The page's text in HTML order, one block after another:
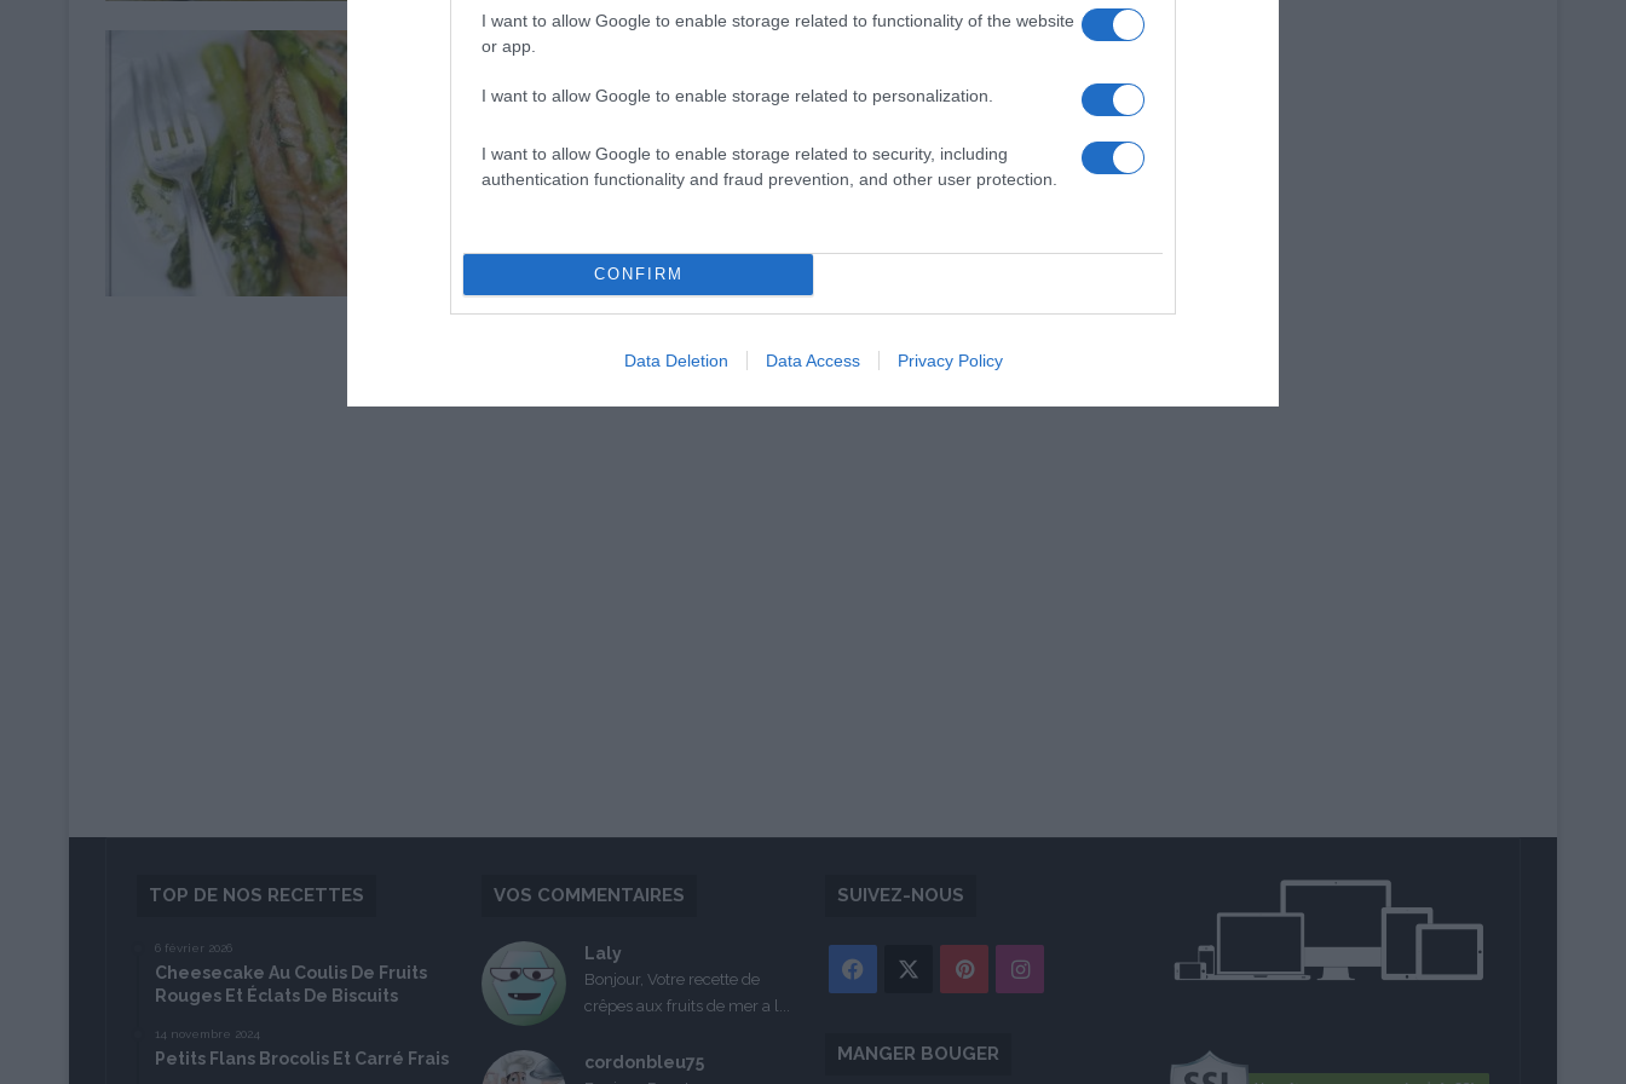
I want to allow Google to enable storage related to functionality of the website
or app.
I want to allow Google to enable storage related to personalization.
I want to allow Google to enable storage related to security, including
authentication functionality and fraud prevention, and other user protection.
CONFIRM
Data Deletion Data Access Privacy Policy
Rouge aux Asperges Vertes Grillées
– Vinaigrette à l’Orange
Proportions pour 4 Personnes Temps de Préparation 20
Lire la suite »
TOP DE NOS RECETTES
6 février 2026
Cheesecake Au Coulis De Fruits
Rouges Et Éclats De Biscuits
14 novembre 2024
Petits Flans Brocolis Et Carré Frais
VOS COMMENTAIRES
Laly
Bonjour, Votre recette de
crêpes aux fruits de mer a l...
cordonbleu75
SUIVEZ-NOUS
Facebook PinterestInstagram
MANGER BOUGER